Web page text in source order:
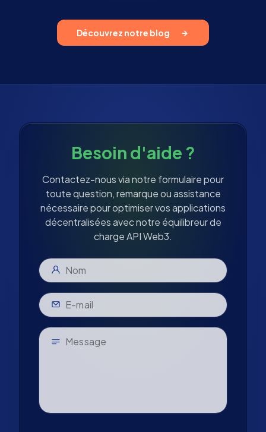
Découvrez notre blog
Besoin d'aide ?
Contactez-nous via notre formulaire pour
toute question, remarque ou assistance
nécessaire pour optimiser vos applications
décentralisées avec notre équilibreur de
charge API Web3.